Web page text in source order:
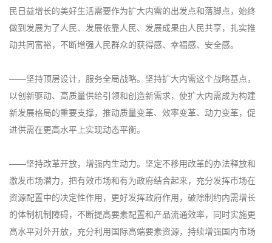
民日益增长的美好生活需要作为扩大内需的出发点和落脚点，始终
做到发展为了人民、发展依靠人民、发展成果由人民共享，扎实推
动共同富裕，不断增强人民群众的获得感、幸福感、安全感。
——坚持顶层设计，服务全局战略。坚持扩大内需这个战略基点，
以创新驱动、高质量供给引领和创造新需求，使扩大内需成为构建
新发展格局的重要支撑，推动质量变革、效率变革、动力变革，促
进供需在更高水平上实现动态平衡。
——坚持改革开放，增强内生动力。坚定不移用改革的办法释放和
激发市场潜力，把有效市场和有为政府结合起来，充分发挥市场在
资源配置中的决定性作用，更好发挥政府作用，破除制约内需增长
的体制机制障碍，不断提高要素配置和产品流通效率，同时实施更
高水平对外开放，充分利用国际高端要素资源，持续增强国内市场